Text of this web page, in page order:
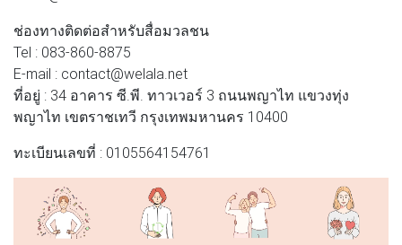
ช่องทางติดต่อสำหรับสื่อมวลชน
Tel : 083-860-8875
E-mail : contact@welala.net
ที่อยู่ : 34 อาคาร ซี.พี. ทาวเวอร์ 3 ถนนพญาไท แขวงทุ่ง
พญาไท เขตราชเทวี กรุงเทพมหานคร 10400
ทะเบียนเลขที่ : 0105564154761